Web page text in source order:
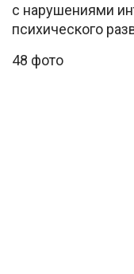
с нарушениями
психического
48 фото